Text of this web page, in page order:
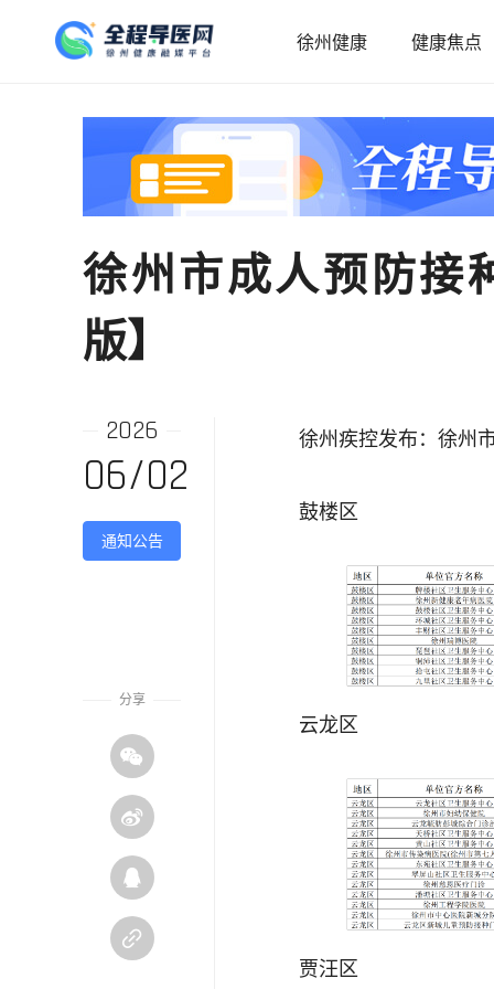
徐州健康 健康焦点
徐州市成人预防接
版】
2026
06/02
通知公告
分享




徐州疾控发布：徐州市
鼓楼区
云龙区
贾汪区